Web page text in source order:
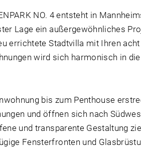
NO. 4 entsteht in
Lage ein außergewöhnliches
errichtete Stadtvilla mit Ihren
wird sich harmonisch in
bis zum Penthouse
und öffnen sich nach
und transparente Gestaltung
Fensterfronten und